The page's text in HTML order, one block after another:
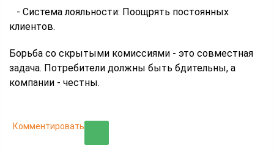
- Система лояльности: Поощрять постоянных
клиентов.
Борьба со скрытыми комиссиями - это совместная
задача. Потребители должны быть бдительны, а
компании - честны.
Комментировать